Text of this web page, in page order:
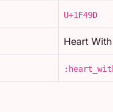
U+1F49D
Heart